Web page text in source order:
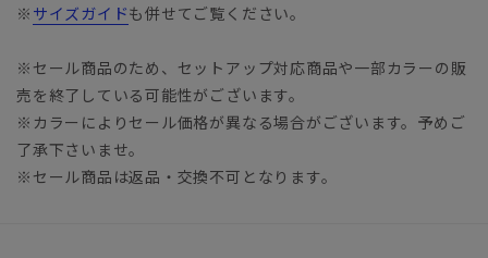
※ サイズガイドも併せてご覧ください。
※セール商品のため、セットアップ対応商品や一部カラーの販
売を終了している可能性がございます。
※カラーによりセール価格が異なる場合がございます。予めご
了承下さいませ。
※セール商品は返品・交換不可となります。